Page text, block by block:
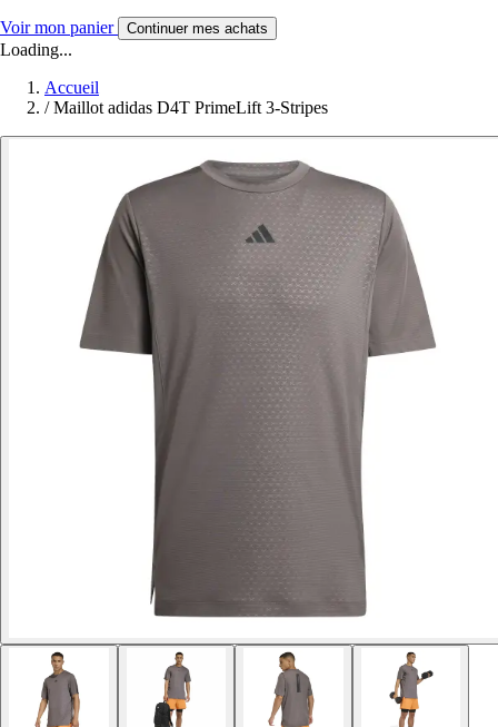
Voir mon panier Continuer mes achats
Loading...
Accueil
/ Maillot adidas D4T PrimeLift 3-Stripes